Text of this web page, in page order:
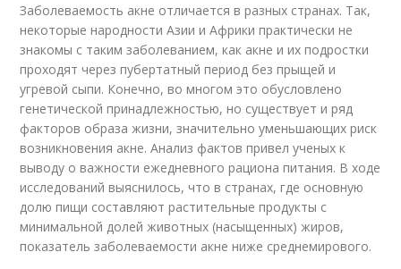
Заболеваемость акне отличается в разных странах. Так,
некоторые народности Азии и Африки практически не
знакомы с таким заболеванием, как акне и их подростки
проходят через пубертатный период без прыщей и
угревой сыпи. Конечно, во многом это обусловлено
генетической принадлежностью, но существует и ряд
факторов образа жизни, значительно уменьшающих риск
возникновения акне. Анализ фактов привел ученых к
выводу о важности ежедневного рациона питания. В ходе
исследований выяснилось, что в странах, где основную
долю пищи составляют растительные продукты с
минимальной долей животных (насыщенных) жиров,
показатель заболеваемости акне ниже среднемирового.